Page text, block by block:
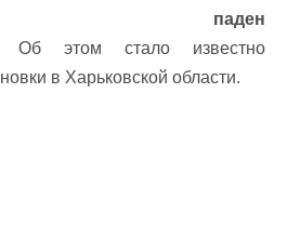
паден
Об этом стало известно
в Харьковской области.